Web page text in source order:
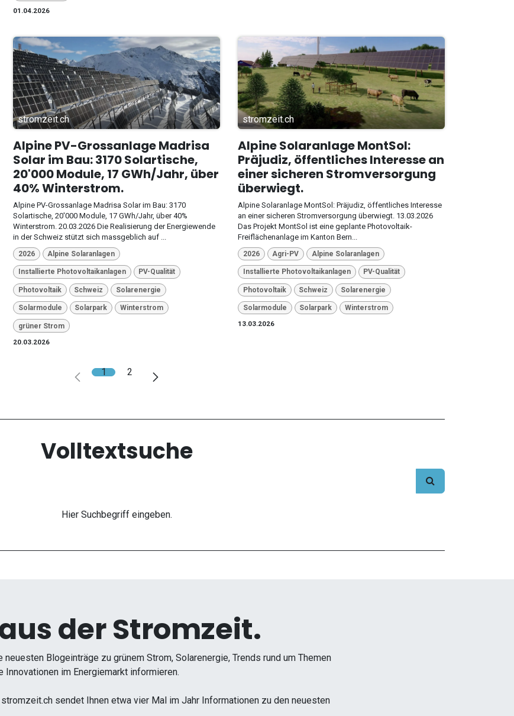
01.04.2026
stromzeit.ch
Alpine PV-Grossanlage Madrisa
Solar im Bau: 3170 Solartische,
20'000 Module, 17 GWh/Jahr, über
40% Winterstrom.
Alpine PV-Grossanlage Madrisa Solar im Bau: 3170
Solartische, 20'000 Module, 17 GWh/Jahr, über 40%
Winterstrom. 20.03.2026 Die Realisierung der Energiewende
in der Schweiz stützt sich massgeblich auf ...
2026 Alpine Solaranlagen
Installierte Photovoltaikanlagen PV-Qualität
Photovoltaik Schweiz Solarenergie
Solarmodule Solarpark Winterstrom
grüner Strom
20.03.2026
stromzeit.ch
Alpine Solaranlage MontSol:
Präjudiz, öffentliches Interesse an
einer sicheren Stromversorgung
überwiegt.
Alpine Solaranlage MontSol: Präjudiz, öffentliches Interesse
an einer sicheren Stromversorgung überwiegt. 13.03.2026
Das Projekt MontSol ist eine geplante Photovoltaik-
Freiflächenanlage im Kanton Bern...
2026 Agri-PV Alpine Solaranlagen
Installierte Photovoltaikanlagen PV-Qualität
Photovoltaik Schweiz Solarenergie
Solarmodule Solarpark
Winterstrom
13.03.2026
1 2
Volltextsuche
Hier Suchbegriff eingeben.
der Stromzeit.
Blogeinträge zu grünem Strom, Solarenergie, Trends rund um Themen
Innovationen im Energiemarkt informieren.
sendet Ihnen etwa vier Mal im Jahr Informationen zu den neuesten